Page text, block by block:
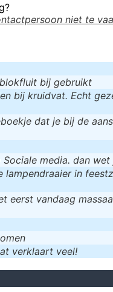
niet te
bij gebruikt
bij kruidvat. Echt
dat je bij de
media. dan
lampendraaier in
eerst vandaag
verklaart veel!